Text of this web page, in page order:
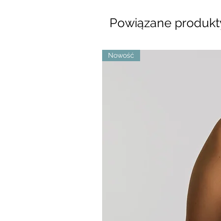
Powiązane
Nowość